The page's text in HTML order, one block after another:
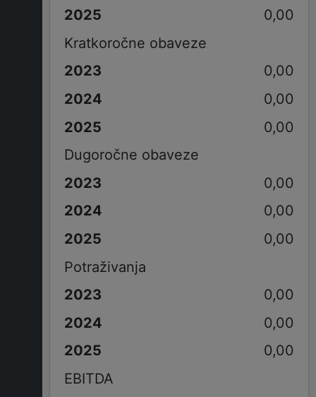
0,00
Kratkoročne obaveze
0,00
0,00
0,00
Dugoročne obaveze
0,00
0,00
0,00
Potraživanja
0,00
0,00
0,00
EBITDA